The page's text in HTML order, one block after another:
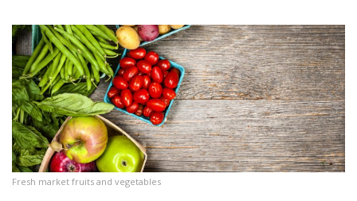
Fresh market fruits and vegetables